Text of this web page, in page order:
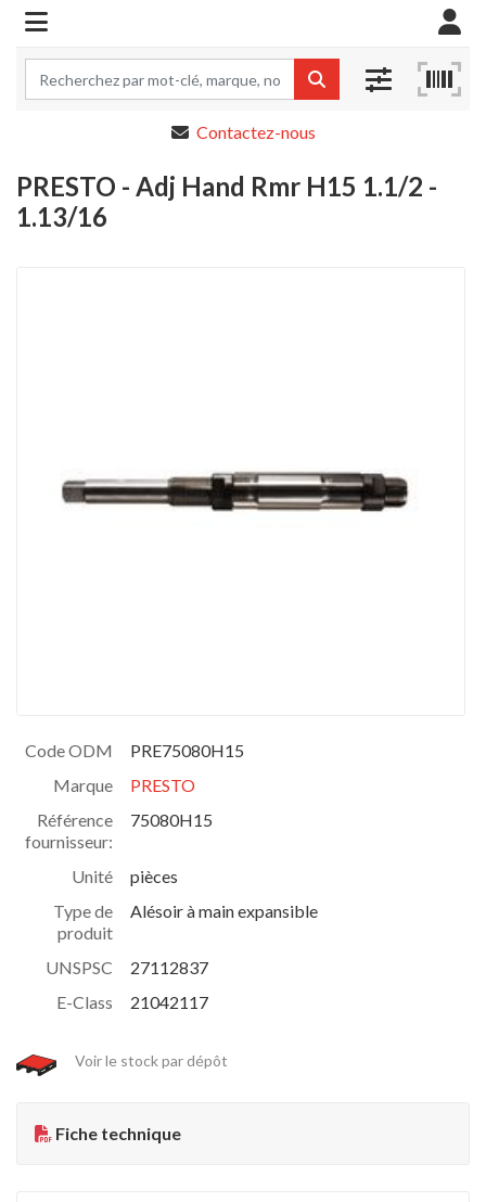
Contactez-nous
PRESTO - Adj Hand Rmr H15 1.1/2 -
1.13/16
Code ODM
PRE75080H15
Marque
PRESTO
Référence
fournisseur:
75080H15
Unité
pièces
Type de
produit
Alésoir à main expansible
UNSPSC
27112837
E-Class
21042117
Voir le stock par dépôt
Fiche technique